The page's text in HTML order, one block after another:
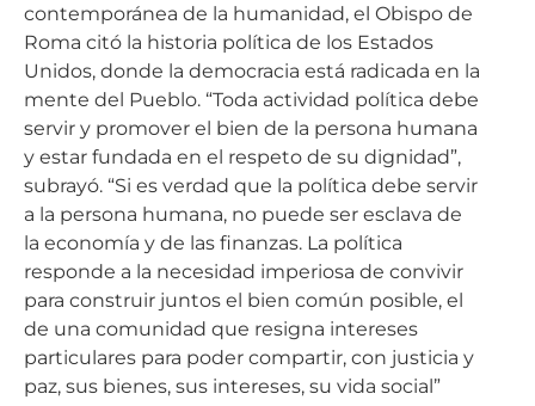
contemporánea de la humanidad, el Obispo de
Roma citó la historia política de los Estados
Unidos, donde la democracia está radicada en la
mente del Pueblo. “Toda actividad política debe
servir y promover el bien de la persona humana
y estar fundada en el respeto de su dignidad”,
subrayó. “Si es verdad que la política debe servir
a la persona humana, no puede ser esclava de
la economía y de las finanzas. La política
responde a la necesidad imperiosa de convivir
para construir juntos el bien común posible, el
de una comunidad que resigna intereses
particulares para poder compartir, con justicia y
paz, sus bienes, sus intereses, su vida social”